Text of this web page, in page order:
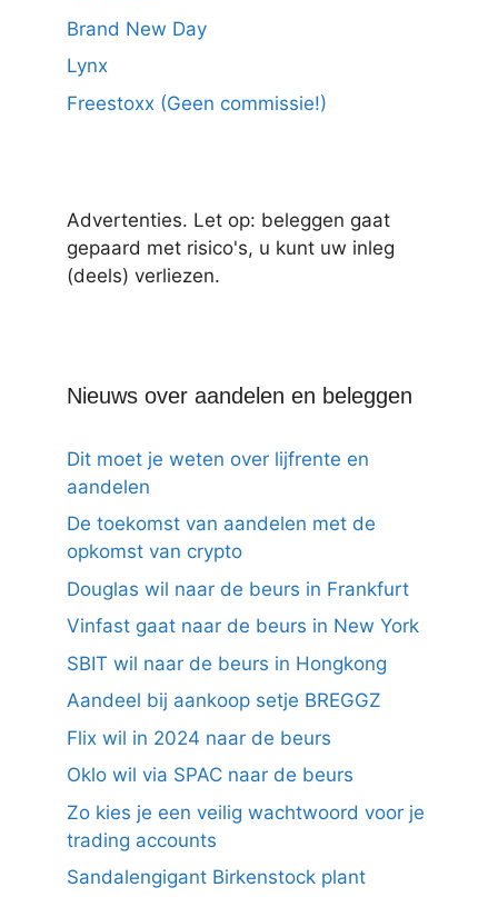
Brand New Day
Lynx
Freestoxx (Geen commissie!)
Advertenties. Let op: beleggen gaat
gepaard met risico's, u kunt uw inleg
(deels) verliezen.
Nieuws over aandelen en beleggen
Dit moet je weten over lijfrente en
aandelen
De toekomst van aandelen met de
opkomst van crypto
Douglas wil naar de beurs in Frankfurt
Vinfast gaat naar de beurs in New York
SBIT wil naar de beurs in Hongkong
Aandeel bij aankoop setje BREGGZ
Flix wil in 2024 naar de beurs
Oklo wil via SPAC naar de beurs
Zo kies je een veilig wachtwoord voor je
trading accounts
Sandalengigant Birkenstock plant